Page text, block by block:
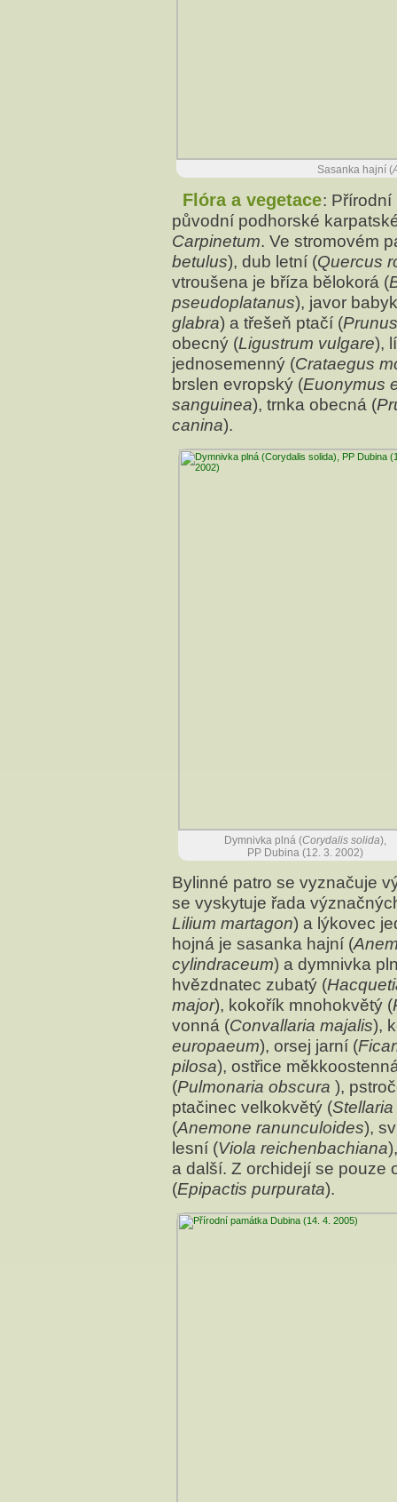
Sasanka hajní (
Flóra a vegetace: Přírodní
původní podhorské
Carpinetum. Ve stromovém
betulus), dub letní (Quercus
vtroušena je bříza bělokorá (
pseudoplatanus), javor
glabra) a třešeň ptačí (
obecný (Ligustrum vulgare),
jednosemenný (Crataegus
brslen evropský (Euonymus
sanguinea), trnka obecná (
canina).
Dymnivka plná (Corydalis solida),
PP Dubina (12. 3. 2002)
Bylinné patro se vyznačuje
se vyskytuje řada
Lilium martagon) a lýkovec
hojná je sasanka hajní (
cylindraceum) a dymnivka
hvězdnatec zubatý (
major), kokořík mnohokvětý (
vonná (Convallaria majalis),
europaeum), orsej jarní (
pilosa), ostřice
(Pulmonaria obscura ),
ptačinec velkokvětý (
(Anemone ranunculoides),
lesní (Viola reichenbachiana
a další. Z orchidejí se pouze
(Epipactis purpurata).